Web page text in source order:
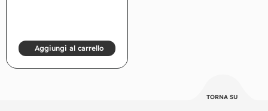
Aggiungi al carrello
TORNA SU